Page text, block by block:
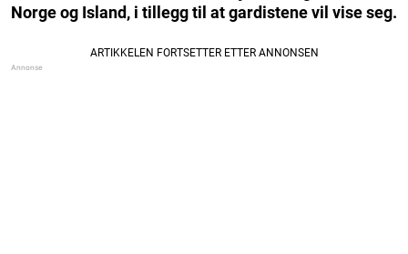
Norge og Island, i tillegg til at gardistene vil vise seg.